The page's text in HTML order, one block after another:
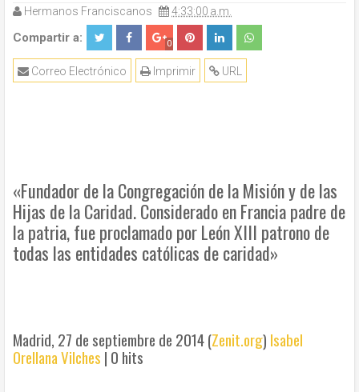
Hermanos Franciscanos 4:33:00 a.m.
Compartir a: 0
URL
Imprimir
Correo Electrónico
«Fundador de la Congregación de la Misión y de las
Hijas de la Caridad. Considerado en Francia padre de
la patria, fue proclamado por León XIII patrono de
todas las entidades católicas de caridad»
Madrid, 27 de septiembre de 2014 (Zenit.org) Isabel
Orellana Vilches | 0 hits